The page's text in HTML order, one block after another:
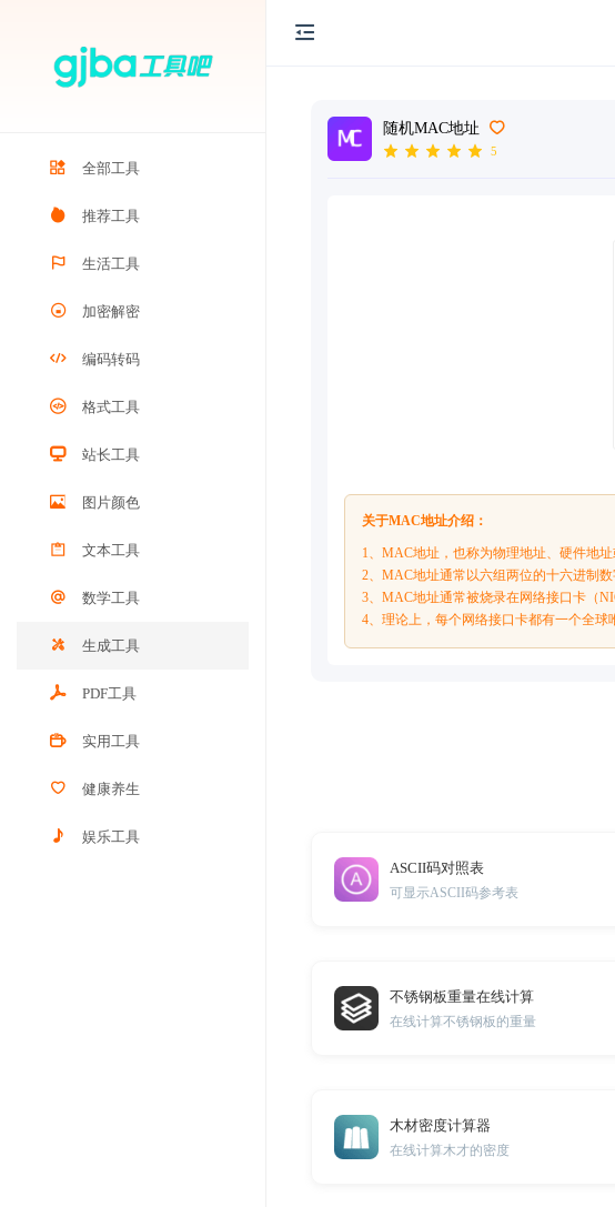
全部工具
推荐工具
生活工具
加密解密
编码转码
格式工具
站长工具
图片颜色
文本工具
数学工具
生成工具
PDF工具
实用工具
健康养生
娱乐工具
随机MAC地址
5
关于MAC地址介绍：
1、MAC地址，也称为物理地址、硬件地
2、MAC地址通常以六组两位的十六进制
3、MAC地址通常被烧录在网络接口卡（
4、理论上，每个网络接口卡都有一个全球
ASCII码对照表
可显示ASCII码参考表
不锈钢板重量在线计算
在线计算不锈钢板的重量
木材密度计算器
在线计算木才的密度